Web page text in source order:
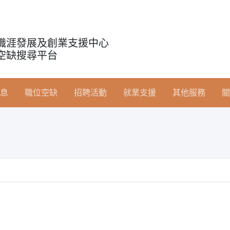
涯發展及創業支援中心
缺搜尋平台
職位空缺 招聘活動 就業支援 其他服務